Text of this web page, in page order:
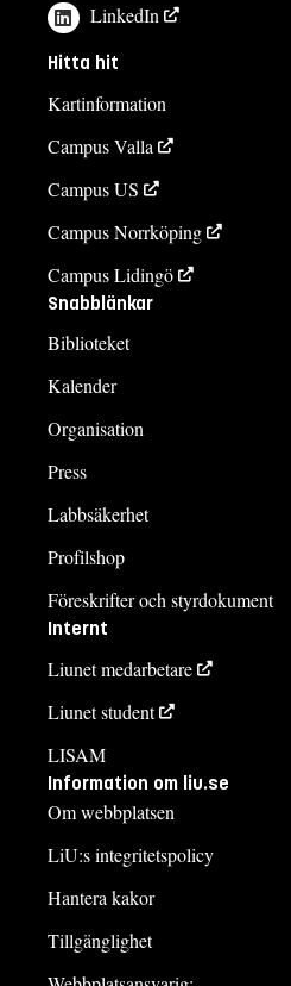
LinkedIn
Hitta hit
Kartinformation
Campus Valla
Campus US
Campus Norrköping
Campus Lidingö
Snabblänkar
Biblioteket
Kalender
Organisation
Press
Labbsäkerhet
Profilshop
Föreskrifter och styrdokument
Internt
Liunet medarbetare
Liunet student
LISAM
Information om liu.se
Om webbplatsen
LiU:s integritetspolicy
Hantera kakor
Tillgänglighet